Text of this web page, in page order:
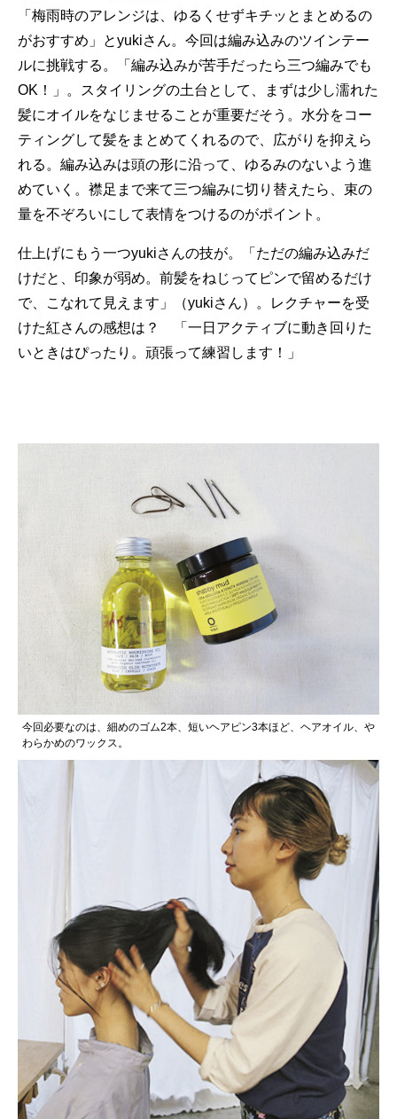
「梅雨時のアレンジは、ゆるくせずキチッとまとめるの
がおすすめ」とyukiさん。今回は編み込みのツインテー
ルに挑戦する。「編み込みが苦手だったら三つ編みでも
OK！」。スタイリングの土台として、まずは少し濡れた
髪にオイルをなじませることが重要だそう。水分をコー
ティングして髪をまとめてくれるので、広がりを抑えら
れる。編み込みは頭の形に沿って、ゆるみのないよう進
めていく。襟足まで来て三つ編みに切り替えたら、束の
量を不ぞろいにして表情をつけるのがポイント。
仕上げにもう一つyukiさんの技が。「ただの編み込みだ
けだと、印象が弱め。前髪をねじってピンで留めるだけ
で、こなれて見えます」（yukiさん）。レクチャーを受
けた紅さんの感想は？ 「一日アクティブに動き回りた
いときはぴったり。頑張って練習します！」
今回必要なのは、細めのゴム2本、短いヘアピン3本ほど、ヘアオイル、や
わらかめのワックス。